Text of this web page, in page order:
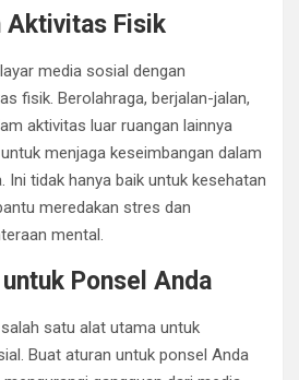
Aktivitas Fisik
media sosial dengan
fisik. Berolahraga, berjalan-jalan,
aktivitas luar ruangan lainnya
menjaga keseimbangan dalam
Ini tidak hanya baik untuk kesehatan
meredakan stres dan
mental.
Ponsel Anda
satu alat utama untuk
Buat aturan untuk ponsel Anda